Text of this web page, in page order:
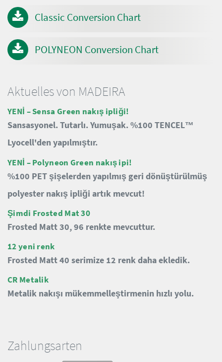
Zahlungsarten
Classic Conversion Chart
POLYNEON Conversion Chart
Aktuelles von MADEIRA
YENİ – Sensa Green nakış ipliği!
Sansasyonel.Tutarlı.Yumuşak.%100 TENCEL™
Lyocell'den yapılmıştır.
YENİ – Polyneon Green nakış ipi!
%100 PET şişelerden yapılmış geri dönüştürülmüş
polyester nakış ipliği artık mevcut!
Şimdi Frosted Mat 30
Frosted Matt 30, 96 renkte mevcuttur.
12 yeni renk
Frosted Matt 40 serimize 12 renk daha ekledik.
CR Metalik
Metalik nakışı mükemmelleştirmenin hızlı yolu.